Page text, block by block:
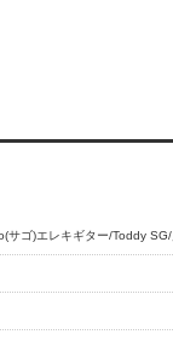
ゴ)エレキギター/Toddy